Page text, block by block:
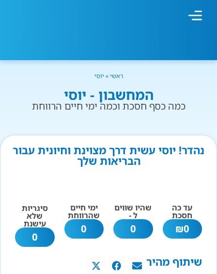
ראשי» יוסי
המחשבון - יוסי
כמה כסף חסכת וכמה ימי חיים הרווחת
נהדר! יוסי עשית דרך מצוינת וחיונית עבור
הבריאות שלך
עד כה
חסכת
0
₪
שהיו שווים
ל -
0
ימי חיים
שהרווחת
0
סיגריות
שלא
עישנת
0
שיתוף מהיר